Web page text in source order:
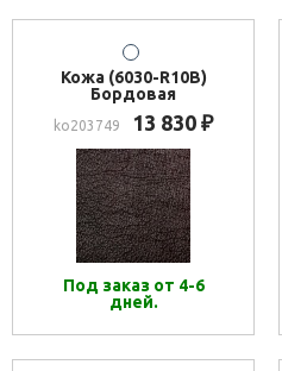
Кожа (6030-R10B)
Бордовая
ko203749 13 830 ₽
Под заказ от 4-6
дней.